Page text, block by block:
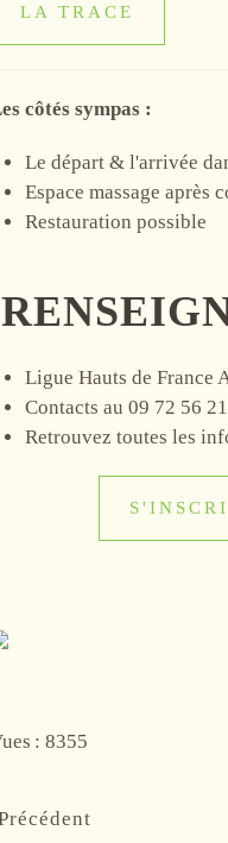
LA TRACE
côtés sympas :
Le départ & l'arrivée
Espace massage après
Restauration possible
Ligue Hauts de France
Contacts au 09 72 56
Retrouvez toutes les
: 8355